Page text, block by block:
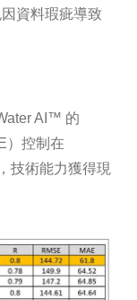
資料瑕疵導致
AI™ 的
）控制在
技術能力獲得現